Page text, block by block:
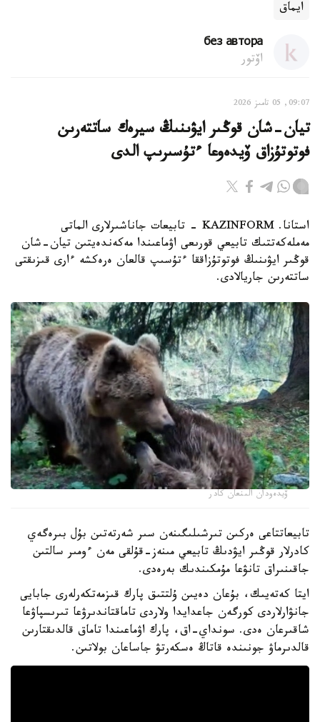
ايماق
без автора
اۆتور
09:07, 05 تامىز 2026
تيان-شان قوڭىر ايۋىنىڭ سيرەك ساتتەرىن
فوتوتۇزاق ۆيدەوعا ءتۇسىرىپ الدى
استانا. KAZINFORM - تابيعات جاناشىرلارى الماتى
مەملەكەتتىك تابيعي قورىعى اۋماعىندا مەكەندەيتىن تيان-شان
قوڭىر ايۋىنىڭ فوتوتۇزاققا ءتۇسىپ قالعان ەرەكشە ءارى قىزىقتى
ساتتەرىن جاريالادى.
ۆيدەودان الىنعان كادر
تابيعاتتاعى ەركىن تىرشىلىگىنەن سىر شەرتەتىن بۇل بىرەگەي
كادرلار قوڭىر ايۋدىڭ تابيعي مىنەز-قۇلقى مەن ءومىر سالتىن
جاقىنىراق تانۋعا مۇمكىندىك بەرەدى.
ايتا كەتەيىك، بۇعان دەيىن ۇلتتىق پارك قىزمەتكەرلەرى جابايى
جانۋارلاردى كورگەن جاعدايدا ولاردى تاماقتاندىرۋعا تىرىسپاۋعا
شاقىرعان ەدى. سونداي-اق، پارك اۋماعىندا تاماق قالدىقتارىن
قالدىرماۋ جونىندە قاتاڭ ەسكەرتۋ جاساعان بولاتىن.